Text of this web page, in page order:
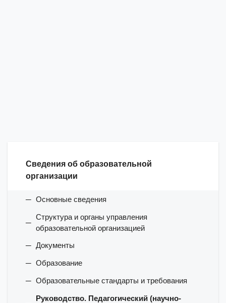
Сведения об образовательной
организации
Основные сведения
Структура и органы управления
образовательной организацией
Документы
Образование
Образовательные стандарты и требования
Руководство. Педагогический (научно-